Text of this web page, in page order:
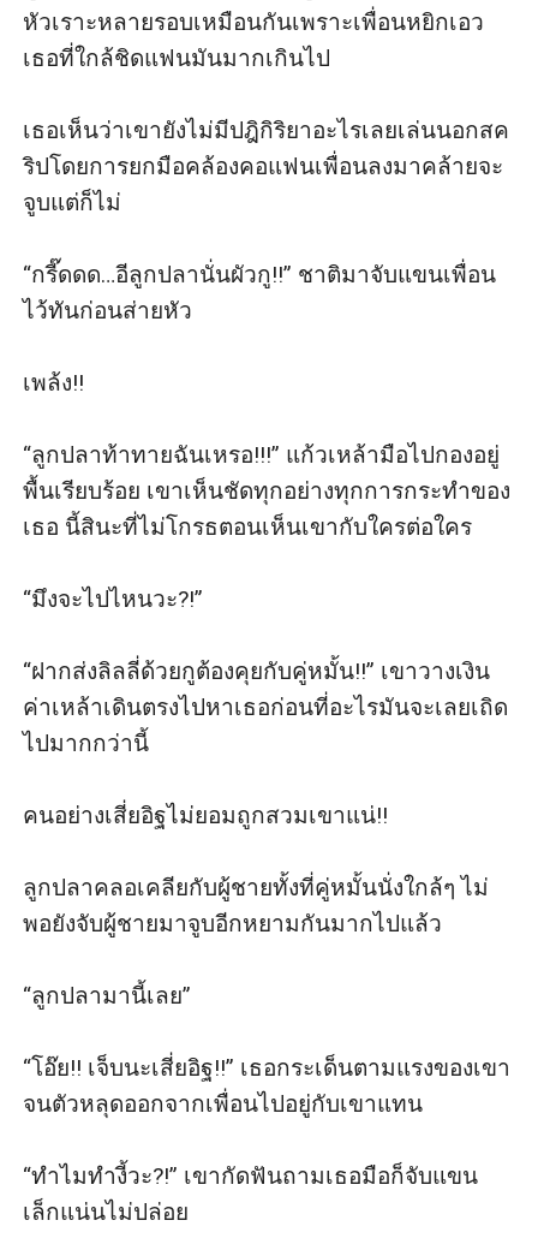
หัวเราะหลายรอบเหมือนกันเพราะเพื่อนหยิกเอว
เธอที่ใกล้ชิดแฟนมันมากเกินไป
เธอเห็นว่าเขายังไม่มีปฎิกิริยาอะไรเลยเล่นนอกสค
ริปโดยการยกมือคล้องคอแฟนเพื่อนลงมาคล้ายจะ
จูบแต่ก็ไม่
“กรี๊ดดด…อีลูกปลานั่นผัวกู!!” ชาติมาจับแขนเพื่อน
ไว้ทันก่อนส่ายหัว
เพล้ง!!
“ลูกปลาท้าทายฉันเหรอ!!!” แก้วเหล้ามือไปกองอยู่
พื้นเรียบร้อย เขาเห็นชัดทุกอย่างทุกการกระทำของ
เธอ นี้สินะที่ไม่โกรธตอนเห็นเขากับใครต่อใคร
“มึงจะไปไหนวะ?!”
“ฝากส่งลิลลี่ด้วยกูต้องคุยกับคู่หมั้น!!” เขาวางเงิน
ค่าเหล้าเดินตรงไปหาเธอก่อนที่อะไรมันจะเลยเถิด
ไปมากกว่านี้
คนอย่างเสี่ยอิฐไม่ยอมถูกสวมเขาแน่!!
ลูกปลาคลอเคลียกับผู้ชายทั้งที่คู่หมั้นนั่งใกล้ๆ ไม่
พอยังจับผู้ชายมาจูบอีกหยามกันมากไปแล้ว
“ลูกปลามานี้เลย”
“โอ๊ย!! เจ็บนะเสี่ยอิฐ!!” เธอกระเด็นตามแรงของเขา
จนตัวหลุดออกจากเพื่อนไปอยู่กับเขาแทน
“ทำไมทำงี้วะ?!” เขากัดฟันถามเธอมือก็จับแขน
เล็กแน่นไม่ปล่อย